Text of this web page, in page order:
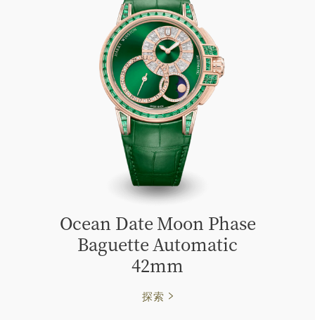
Ocean Date Moon Phase
Baguette Automatic
42mm
探索